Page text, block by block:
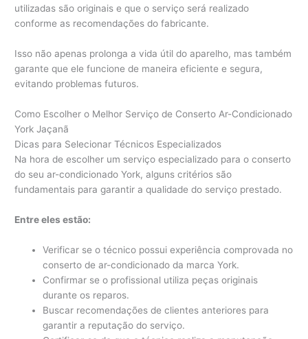
utilizadas são originais e que o serviço será realizado
conforme as recomendações do fabricante.
Isso não apenas prolonga a vida útil do aparelho, mas também
garante que ele funcione de maneira eficiente e segura,
evitando problemas futuros.
Como Escolher o Melhor Serviço de Conserto Ar-Condicionado
York Jaçanã
Dicas para Selecionar Técnicos Especializados
Na hora de escolher um serviço especializado para o conserto
do seu ar-condicionado York, alguns critérios são
fundamentais para garantir a qualidade do serviço prestado.
Entre eles estão:
Verificar se o técnico possui experiência comprovada no
conserto de ar-condicionado da marca York.
Confirmar se o profissional utiliza peças originais
durante os reparos.
Buscar recomendações de clientes anteriores para
garantir a reputação do serviço.